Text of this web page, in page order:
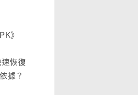
》
恢復
據？